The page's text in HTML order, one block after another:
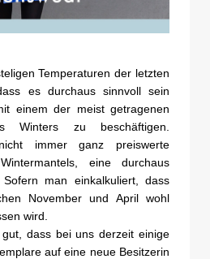
Temperaturen der letzten
es durchaus sinnvoll sein
einem der meist getragenen
Winters zu beschäftigen.
immer ganz preiswerte
eine durchaus
man einkalkuliert, dass
November und April wohl
wird.
dass bei uns derzeit einige
auf eine neue Besitzerin